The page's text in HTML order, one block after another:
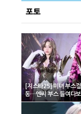
포토
[지스타25] 미녀 부스
동…엔씨 부스 들여다보